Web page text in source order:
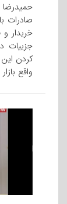
صادرات
خریدار
جزییات
کردن
واقع